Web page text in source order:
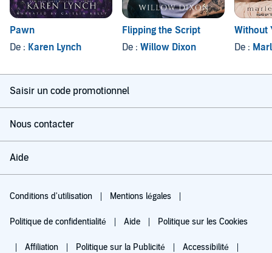
Pawn
De : Karen Lynch
Flipping the Script
De : Willow Dixon
Without
De :
Saisir un code promotionnel
Nous contacter
Aide
Conditions d'utilisation Mentions légales
Politique de confidentialité Aide Politique sur les Cookies
Affiliation Politique sur la Publicité Accessibilité